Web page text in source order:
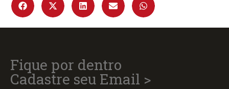
Fique por dentro
Cadastre seu Email >